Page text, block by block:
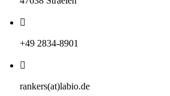
+49 2834-8901
rankers(at)labio.de